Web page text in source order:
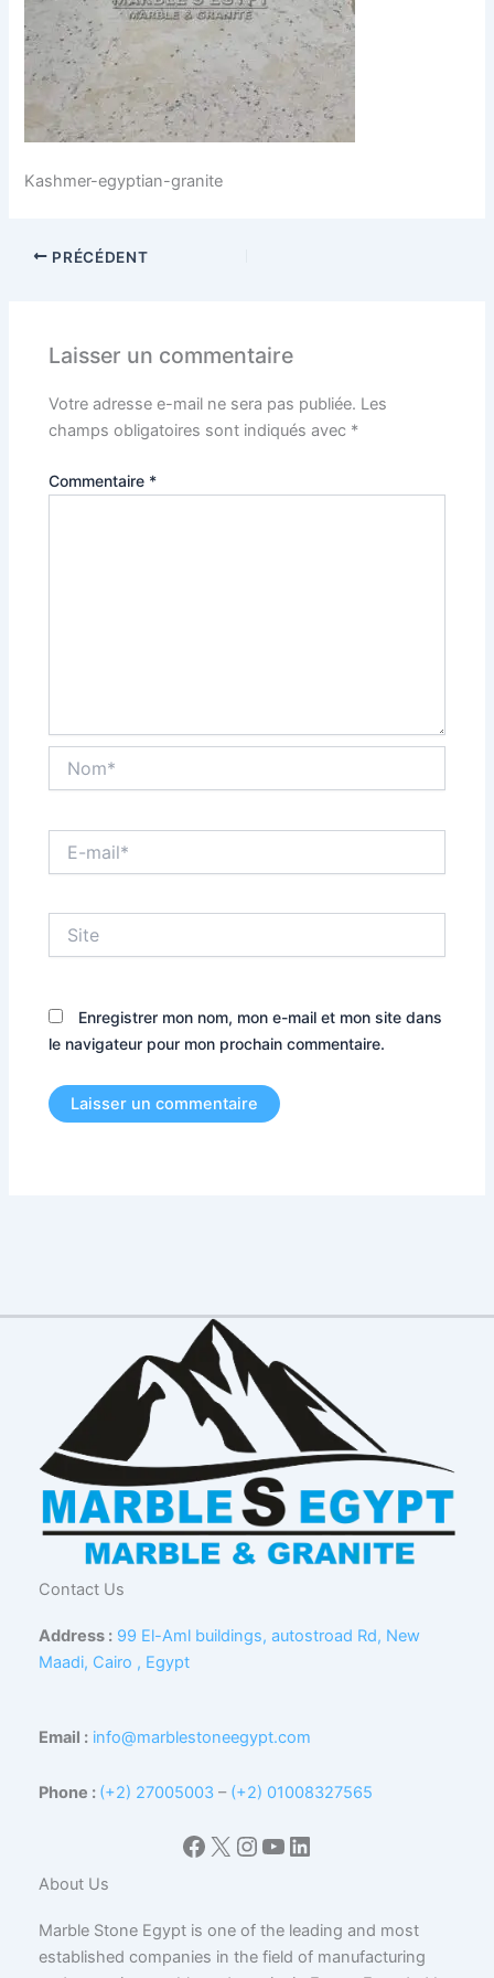
Kashmer-egyptian-granite
PRÉCÉDENT
Laisser un commentaire
Votre adresse e-mail ne sera pas publiée. Les
champs obligatoires sont indiqués avec *
Commentaire *
mail*
Enregistrer mon nom, mon e-mail et mon site dans
le navigateur pour mon prochain commentaire.
Contact Us
Address : 99 El-Aml buildings, autostroad Rd, New
Maadi, Cairo , Egypt
Email : info@marblestoneegypt.com
Phone : (+2) 27005003 – (+2) 01008327565
Facebook
X Instagram
YouTube
LinkedIn
About Us
Marble Stone Egypt is one of the leading and most
established companies in the field of manufacturing